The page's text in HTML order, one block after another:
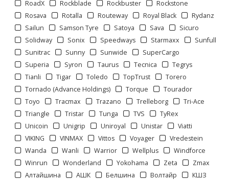
RoadX
Rockblade Rockbuster
Rockstone
Rosava
Rotalla Routeway Royal Black
Rydanz
Sailun
Samson Tyre Satoya Sava
Sicuro
Solidway
Sonix Speedways Starmaxx
Sunfull
Sunitrac
Sunny Sunwide
SuperCargo
Superia
Syron Taurus Tecnica
Tegrys
Tianli
Tigar Toledo TopTrust
Torero
Tornado (Advance Holdings)
Torque
Tourador
Toyo
Tracmax Trazano Trelleborg
Tri-Ace
Triangle
Tristar Tunga TVS
TyRex
Unicoin
Unigrip Uniroyal Unistar
Viatti
VIKING
VINMAX Vittos Voyager
Vredestein
Wanda
Wanli Warrior Wellplus
Windforce
Winrun
Wonderland Yokohama Zeta
Zmax
Алтайшина
АШК Белшина Волтайр
КШЗ
Отображать по:
Страницы: